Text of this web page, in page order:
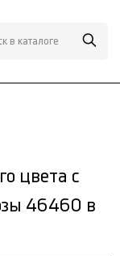
цвета с
46460 в